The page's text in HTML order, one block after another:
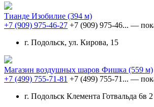
Тианде Изобилие (394 м)
+7 (909) 975-46-27 +7 (909) 975-46... —
г. Подольск, ул. Кирова, 15
Магазин воздушных шаров Фишка (559 м)
+7 (499) 755-71-81 +7 (499) 755-71... —
г. Подольск Клемента Готвальда 6в